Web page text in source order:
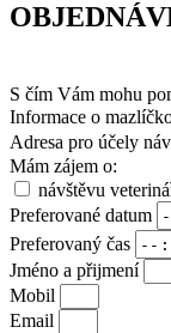
S čím Vám mohu
Informace o
Adresa pro účely
Mám zájem o:
návštěvu
Preferované datum
Preferovaný čas
Jméno a přijmení
Mobil
Email